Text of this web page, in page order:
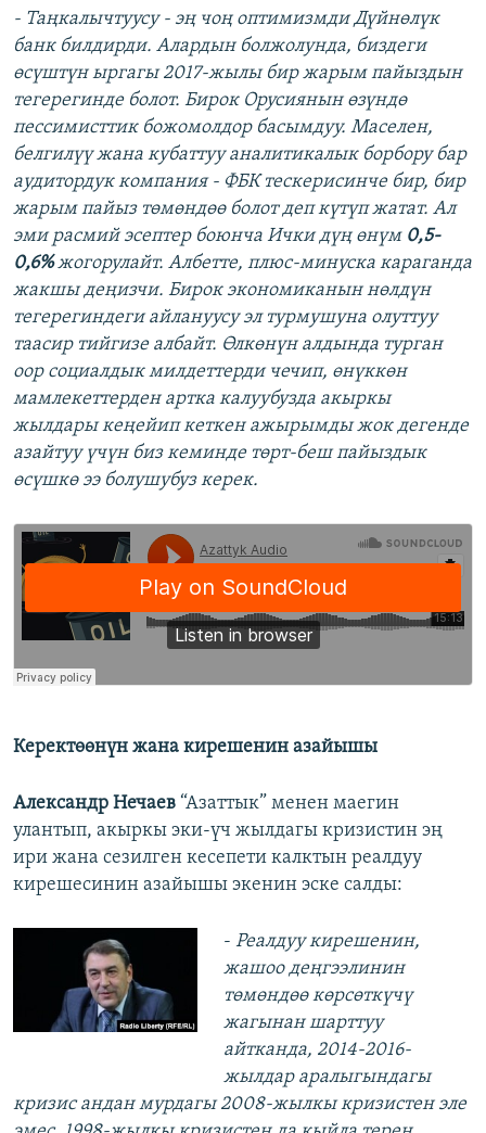
- Таңкалычтуусу - эң чоң оптимизмди Дүйнөлүк
банк билдирди. Алардын болжолунда, биздеги
өсүштүн ыргагы 2017-жылы бир жарым пайыздын
тегерегинде болот. Бирок Орусиянын өзүндө
пессимисттик божомолдор басымдуу. Маселен,
белгилүү жана кубаттуу аналитикалык борбору бар
аудитордук компания - ФБК тескерисинче бир, бир
жарым пайыз төмөндөө болот деп күтүп жатат. Ал
эми расмий эсептер боюнча Ички дүң өнүм 0,5-
0,6%жогорулайт. Албетте, плюс-минуска караганда
жакшы деңизчи. Бирок экономиканын нөлдүн
тегерегиндеги айлануусу эл турмушуна олуттуу
таасир тийгизе албайт. Өлкөнүн алдында турган
оор социалдык милдеттерди чечип, өнүккөн
мамлекеттерден артка калуубузда акыркы
жылдары кеңейип кеткен ажырымды жок дегенде
азайтуу үчүн биз кеминде төрт-беш пайыздык
өсүшкө ээ болушубуз керек.
Керектөөнүн жана кирешенин азайышы
Александр Нечаев “Азаттык” менен маегин
улантып, акыркы эки-үч жылдагы кризистин эң
ири жана сезилген кесепети калктын реалдуу
кирешесинин азайышы экенин эске салды:
- Реалдуу кирешенин,
жашоо деңгээлинин
төмөндөө көрсөткүчү
жагынан шарттуу
айтканда, 2014-2016-
жылдар аралыгындагы
кризис андан мурдагы 2008-жылкы кризистен эле